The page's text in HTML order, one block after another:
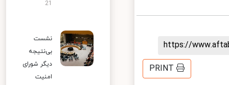
https://
PRINT
نشست
بی‌نتیجه
دیگر شورای
امنیت